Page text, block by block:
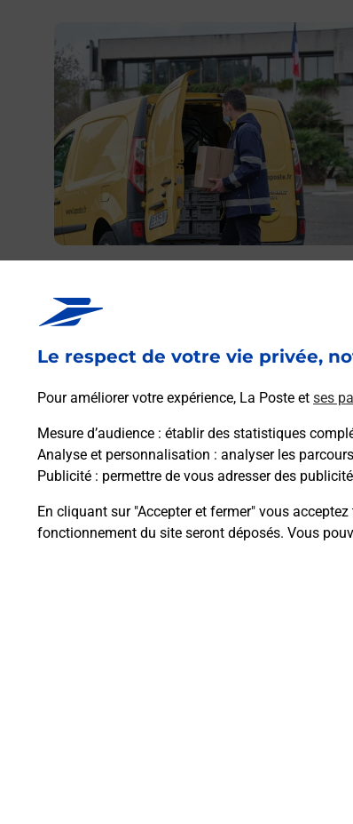
Le respect de votre vie privée,
Pour améliorer votre expérience, La Poste et ses
Mesure d’audience : établir des statistiques
Analyse et personnalisation : analyser les
Publicité : permettre de vous adresser des
En cliquant sur "Accepter et fermer" vous
fonctionnement du site seront déposés. Vous
Vous souhaitez envoyer un colis depuis :
DEVANT NANCY (54410) ? Découvrez toutes les
solutions proposées par La Poste.
En savoir plus
Questions
La téléassistance classique